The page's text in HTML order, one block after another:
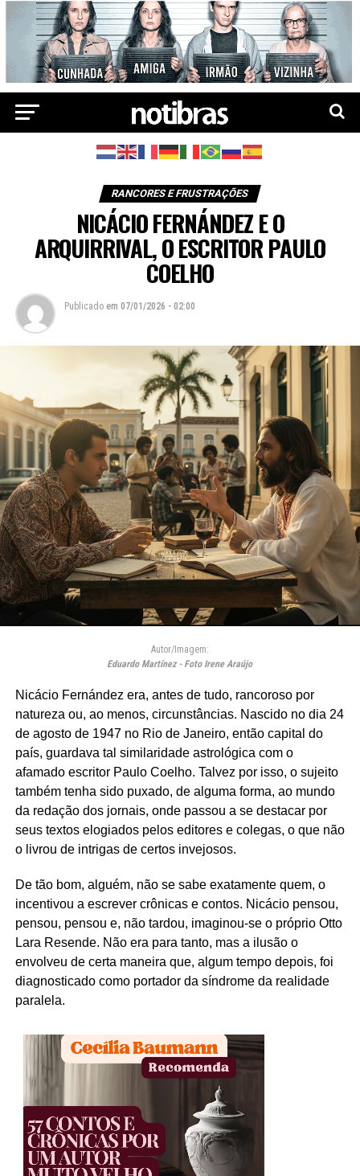
RANCORES E FRUSTRAÇÕES
NICÁCIO FERNÁNDEZ E O
ARQUIRRIVAL, O ESCRITOR PAULO
COELHO
Publicado em 07/01/2026 - 02:00
Autor/Imagem:
Eduardo Martínez - Foto Irene Araújo
Nicácio Fernández era, antes de tudo, rancoroso por
natureza ou, ao menos, circunstâncias. Nascido no dia 24
de agosto de 1947 no Rio de Janeiro, então capital do
país, guardava tal similaridade astrológica com o
afamado escritor Paulo Coelho. Talvez por isso, o sujeito
também tenha sido puxado, de alguma forma, ao mundo
da redação dos jornais, onde passou a se destacar por
seus textos elogiados pelos editores e colegas, o que não
o livrou de intrigas de certos invejosos.
De tão bom, alguém, não se sabe exatamente quem, o
incentivou a escrever crônicas e contos. Nicácio pensou,
pensou, pensou e, não tardou, imaginou-se o próprio Otto
Lara Resende. Não era para tanto, mas a ilusão o
envolveu de certa maneira que, algum tempo depois, foi
diagnosticado como portador da síndrome da realidade
paralela.